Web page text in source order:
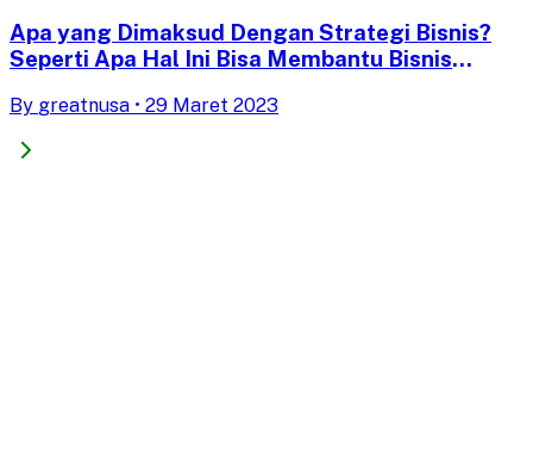
Apa yang Dimaksud Dengan Strategi Bisnis?
Seperti Apa Hal Ini Bisa Membantu Bisnis
By greatnusa • 29 Maret 2023